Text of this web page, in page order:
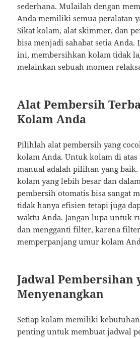
sederhana. Mulailah dengan
Anda memiliki semua peralatan
Sikat kolam, alat skimmer, dan
bisa menjadi sahabat setia Anda.
ini, membersihkan kolam tidak
melainkan sebuah momen
Alat Pembersih
Kolam Anda
Pilihlah alat pembersih yang
kolam Anda. Untuk kolam di
manual adalah pilihan yang
kolam yang lebih besar dan
pembersih otomatis bisa sangat
tidak hanya efisien tetapi juga
waktu Anda. Jangan lupa untuk
dan mengganti filter, karena
memperpanjang umur kolam
Jadwal Pembersihan
Menyenangkan
Setiap kolam memiliki
penting untuk membuat jadwal